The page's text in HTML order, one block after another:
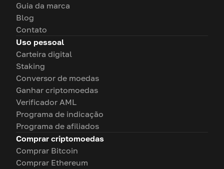
Guia da marca
Blog
Contato
Uso pessoal
Carteira digital
Staking
Conversor de moedas
Ganhar criptomoedas
Verificador AML
Programa de indicação
Programa de afiliados
Comprar criptomoedas
Comprar Bitcoin
Comprar Ethereum